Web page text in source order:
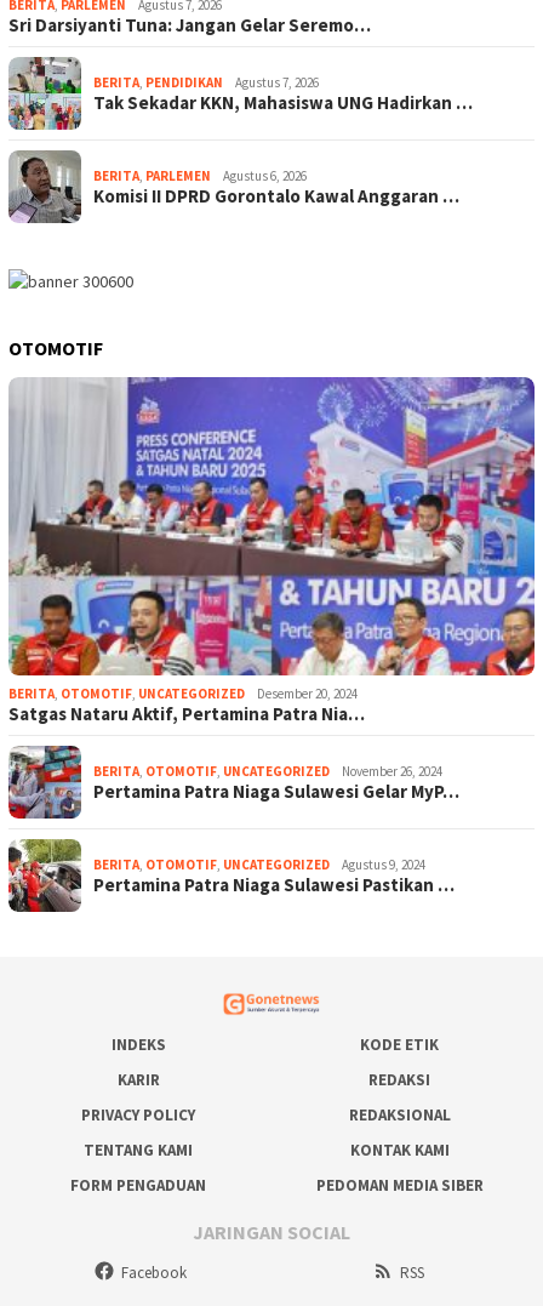
BERITA, PARLEMEN Agustus 7, 2026
Sri Darsiyanti Tuna: Jangan Gelar Seremo…
BERITA, PENDIDIKAN Agustus 7, 2026
Tak Sekadar KKN, Mahasiswa UNG Hadirkan …
BERITA, PARLEMEN Agustus 6, 2026
Komisi II DPRD Gorontalo Kawal Anggaran …
OTOMOTIF
BERITA, OTOMOTIF, UNCATEGORIZED Desember 20, 2024
Satgas Nataru Aktif, Pertamina Patra Nia…
BERITA, OTOMOTIF, UNCATEGORIZED November 26, 2024
Pertamina Patra Niaga Sulawesi Gelar MyP…
BERITA, OTOMOTIF, UNCATEGORIZED Agustus 9, 2024
Pertamina Patra Niaga Sulawesi Pastikan …
INDEKS
KODE ETIK
KARIR
REDAKSI
PRIVACY POLICY
REDAKSIONAL
TENTANG KAMI
KONTAK KAMI
FORM PENGADUAN
PEDOMAN MEDIA SIBER
JARINGAN SOCIAL
Facebook RSS